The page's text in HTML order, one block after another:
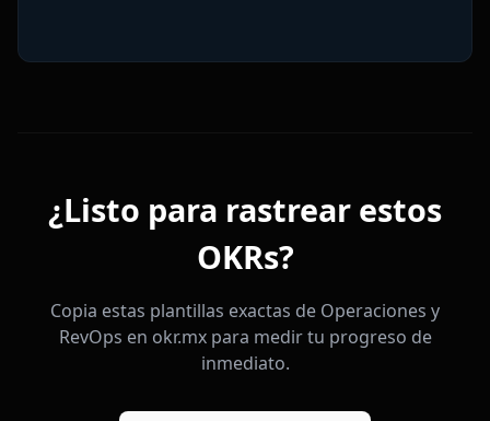
¿Listo para rastrear estos
OKRs?
Copia estas plantillas exactas de Operaciones y
RevOps en okr.mx para medir tu progreso de
inmediato.